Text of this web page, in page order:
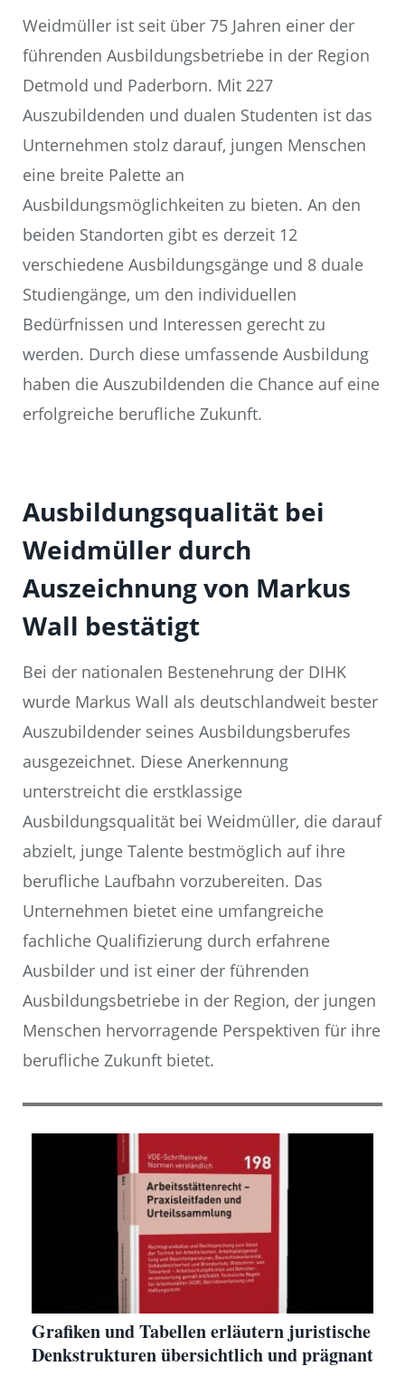
Weidmüller ist seit über 75 Jahren einer der
führenden Ausbildungsbetriebe in der Region
Detmold und Paderborn. Mit 227
Auszubildenden und dualen Studenten ist das
Unternehmen stolz darauf, jungen Menschen
eine breite Palette an
Ausbildungsmöglichkeiten zu bieten. An den
beiden Standorten gibt es derzeit 12
verschiedene Ausbildungsgänge und 8 duale
Studiengänge, um den individuellen
Bedürfnissen und Interessen gerecht zu
werden. Durch diese umfassende Ausbildung
haben die Auszubildenden die Chance auf eine
erfolgreiche berufliche Zukunft.
Ausbildungsqualität bei
Weidmüller durch
Auszeichnung von Markus
Wall bestätigt
Bei der nationalen Bestenehrung der DIHK
wurde Markus Wall als deutschlandweit bester
Auszubildender seines Ausbildungsberufes
ausgezeichnet. Diese Anerkennung
unterstreicht die erstklassige
Ausbildungsqualität bei Weidmüller, die darauf
abzielt, junge Talente bestmöglich auf ihre
berufliche Laufbahn vorzubereiten. Das
Unternehmen bietet eine umfangreiche
fachliche Qualifizierung durch erfahrene
Ausbilder und ist einer der führenden
Ausbildungsbetriebe in der Region, der jungen
Menschen hervorragende Perspektiven für ihre
berufliche Zukunft bietet.
Grafiken und Tabellen erläutern juristische
Denkstrukturen übersichtlich und prägnant